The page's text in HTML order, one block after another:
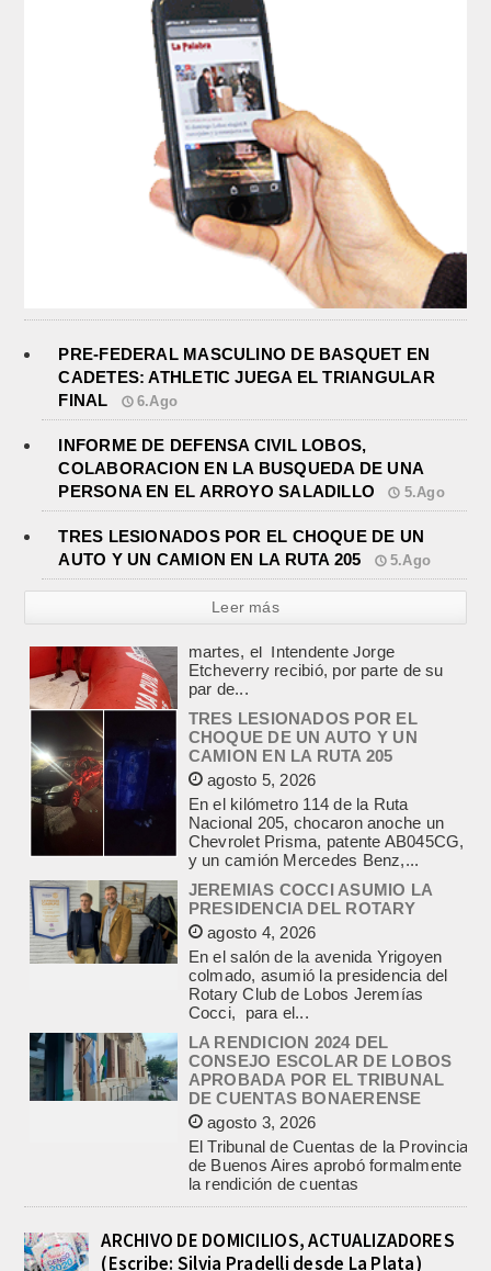
PRE-FEDERAL MASCULINO DE BASQUET EN
CADETES: ATHLETIC JUEGA EL TRIANGULAR
FINAL
6.Ago
INFORME DE DEFENSA CIVIL LOBOS,
COLABORACION EN LA BUSQUEDA DE UNA
PERSONA EN EL ARROYO SALADILLO
5.Ago
TRES LESIONADOS POR EL CHOQUE DE UN
AUTO Y UN CAMION EN LA RUTA 205
5.Ago
Leer más
TRES LESIONADOS POR EL
CHOQUE DE UN AUTO Y UN
CAMION EN LA RUTA 205
agosto 5, 2026
En el kilómetro 114 de la Ruta
Nacional 205, chocaron anoche un
Chevrolet Prisma, patente AB045CG,
y un camión Mercedes Benz,...
JEREMIAS COCCI ASUMIO LA
PRESIDENCIA DEL ROTARY
agosto 4, 2026
En el salón de la avenida Yrigoyen
colmado, asumió la presidencia del
Rotary Club de Lobos Jeremías
Cocci, para el...
LA RENDICION 2024 DEL
CONSEJO ESCOLAR DE LOBOS
APROBADA POR EL TRIBUNAL
DE CUENTAS BONAERENSE
agosto 3, 2026
El Tribunal de Cuentas de la Provincia
de Buenos Aires aprobó formalmente
la rendición de cuentas
correspondiente al Ejercicio 2024,...
PRE-FEDERAL MASCULINO DE
BASQUET EN CADETES:
ATHLETIC JUEGA EL
agosto 6, 2026
ARCHIVO DE DOMICILIOS, ACTUALIZADORES
(Escribe: Silvia Pradelli desde La Plata)